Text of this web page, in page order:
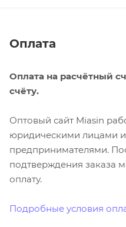
Оплата
Оплата на расчётный
счёту.
Оптовый сайт Miasin
юридическими лицами
предпринимателями.
подтверждения заказа
оплату.
Подробные условия